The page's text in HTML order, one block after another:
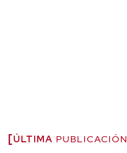
ÚLTIMA PUBLICACIÓN